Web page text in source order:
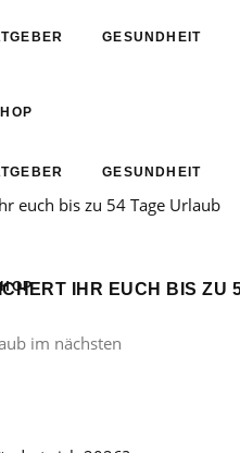
GESUNDHEIT
GESUNDHEIT
IHR EUCH BIS ZU
im nächsten